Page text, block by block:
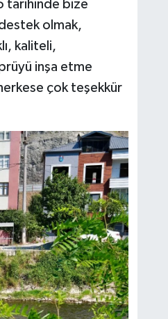
tarihinde bize
olmak,
kaliteli,
inşa etme
çok teşekkür